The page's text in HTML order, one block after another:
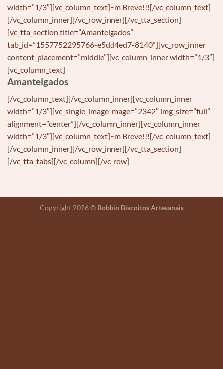
width=”1/3″][vc_column_text]Em Breve!!![/vc_column_text]
[/vc_column_inner][/vc_row_inner][/vc_tta_section]
[vc_tta_section title=”Amanteigados”
tab_id=”1557752295766-e5dd4ed7-8140″][vc_row_inner
content_placement=”middle”][vc_column_inner width=”1/3″]
[vc_column_text]
Amanteigados
[/vc_column_text][/vc_column_inner][vc_column_inner
width=”1/3″][vc_single_image image=”2342″ img_size=”full”
alignment=”center”][/vc_column_inner][vc_column_inner
width=”1/3″][vc_column_text]Em Breve!!![/vc_column_text]
[/vc_column_inner][/vc_row_inner][/vc_tta_section]
[/vc_tta_tabs][/vc_column][/vc_row]
Copyright 2026 © Bobbio Biscoitos Artesanais